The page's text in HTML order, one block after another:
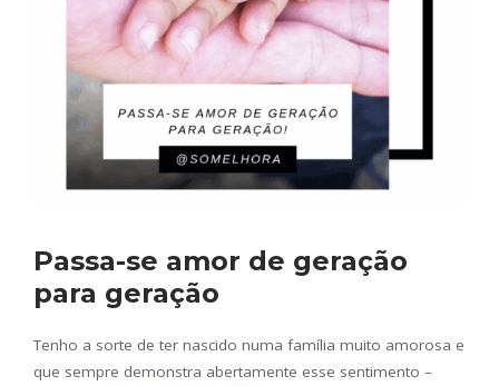
Passa-se amor de geração
para geração
Tenho a sorte de ter nascido numa família muito amorosa e
que sempre demonstra abertamente esse sentimento –